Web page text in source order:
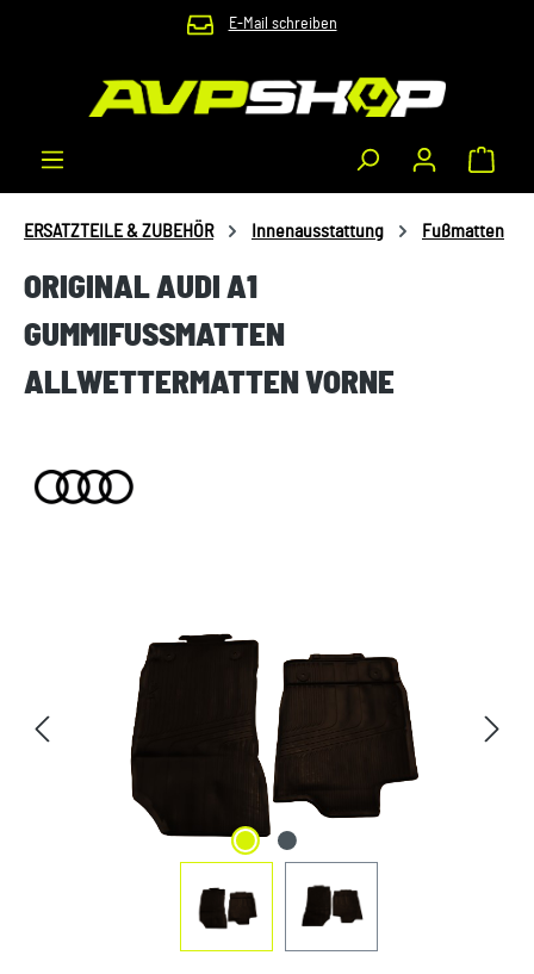
Zum Hauptinhalt springen E-Mail schreiben
ERSATZTEILE & ZUBEHÖR Innenausstattung Fußmatten
ORIGINAL AUDI A1
GUMMIFUSSMATTEN A
LLWETTERMATTEN VORNE